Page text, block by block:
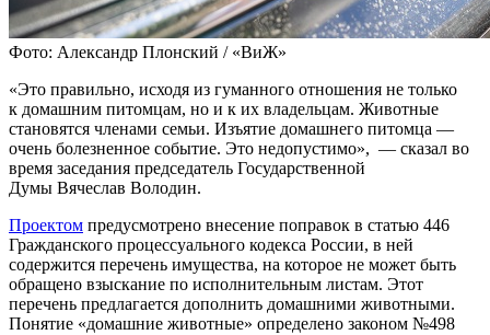
Фото: Александр Плонский / «ВиЖ»
«Это правильно, исходя из гуманного отношения не только
к домашним питомцам, но и к их владельцам. Животные
становятся членами семьи. Изъятие домашнего питомца —
очень болезненное событие. Это недопустимо», — сказал во
время заседания председатель Государственной
Думы Вячеслав Володин.
Проектом предусмотрено внесение поправок в статью 446
Гражданского процессуального кодекса России, в ней
содержится перечень имущества, на которое не может быть
обращено взыскание по исполнительным листам. Этот
перечень предлагается дополнить домашними животными.
Понятие «домашние животные» определено законом №498